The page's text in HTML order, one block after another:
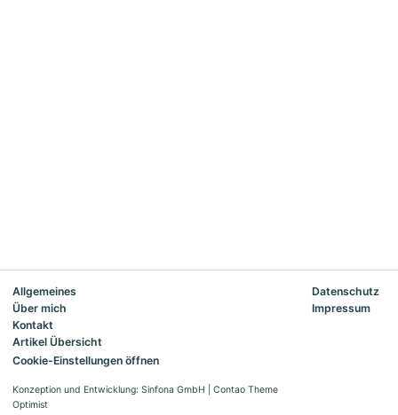
Allgemeines
Über mich
Kontakt
Artikel Übersicht
Datenschutz
Impressum
Cookie-Einstellungen öffnen
Konzeption und Entwicklung: Sinfona GmbH
Contao Theme
Optimist